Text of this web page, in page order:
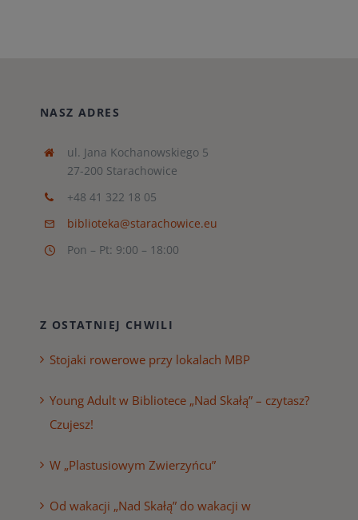
NASZ ADRES
ul. Jana Kochanowskiego 5
27-200 Starachowice
+48 41 322 18 05
biblioteka@starachowice.eu
Pon – Pt: 9:00 – 18:00
Z OSTATNIEJ CHWILI
Stojaki rowerowe przy lokalach MBP
Young Adult w Bibliotece „Nad Skałą” – czytasz?
Czujesz!
W „Plastusiowym Zwierzyńcu”
Od wakacji „Nad Skałą” do wakacji w